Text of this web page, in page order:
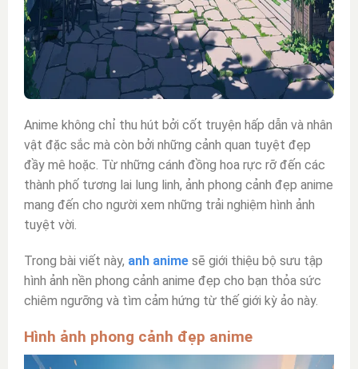
Anime không chỉ thu hút bởi cốt truyện hấp dẫn và nhân
vật đặc sắc mà còn bởi những cảnh quan tuyệt đẹp
đầy mê hoặc. Từ những cánh đồng hoa rực rỡ đến các
thành phố tương lai lung linh, ảnh phong cảnh đẹp anime
mang đến cho người xem những trải nghiệm hình ảnh
tuyệt vời.
Trong bài viết này, anh animesẽ giới thiệu bộ sưu tập
hình ảnh nền phong cảnh anime đẹp cho bạn thỏa sức
chiêm ngưỡng và tìm cảm hứng từ thế giới kỳ ảo này.
Hình ảnh phong cảnh đẹp anime